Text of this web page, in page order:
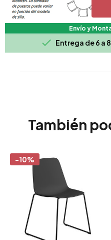
Envío y
 Entrega de 6 a
También
-10%